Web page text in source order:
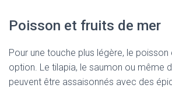
Poisson et fruits de mer
Pour une touche plus légère, le
option. Le tilapia, le saumon ou même
peuvent être assaisonnés avec des